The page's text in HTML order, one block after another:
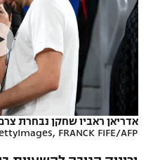
VOD
רץ ברשת
נבחרת ישראל
מכבי חיפה
בית"ר ירושלים
מכבי תל אביב
הפועל תל אביב
ליגה ספרדית
ליגה איטלקית
ליגה צרפתית
ליגה הולנדית
כדורסל נשים
מכבי תל אביב
הפועל חולון
הפועל ירושלים
יורוליג
יורוקאפ
טניס
כדוריד
כדורעף
אדריאן ראביו שחקן נבחרת
FRANCK FIFE/AFP